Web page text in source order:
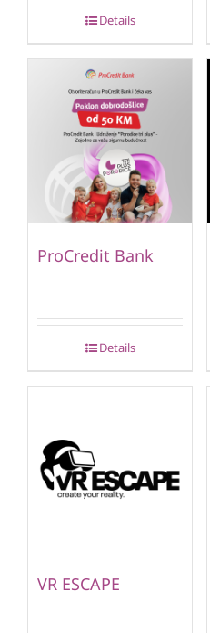
Details
ProCredit Bank
Details
VR ESCAPE